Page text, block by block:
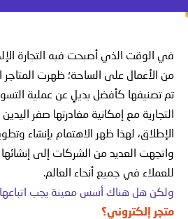
في الوقت الذي أصبحت فيه التجارة
من الأعمال على الساحة؛ ظهرت المتاجر
تم تصنيفها كأفضل بديلٍ عن عملية
التجارية مع إمكانية مغادرتها صفر
الإطلاق، لهذا ظهر الاهتمام بإنشاء
واتجهت العديد من الشركات إلى إنشائها
للعملاء في جميع أنحاء العالم.
ولكن هل هناك أسس معينة يجب
متجرٍ إلكتروني؟